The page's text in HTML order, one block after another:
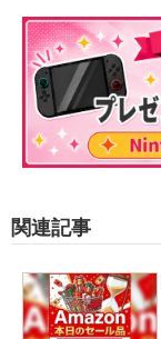
関連記事